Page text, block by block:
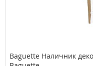
Baguette Наличник